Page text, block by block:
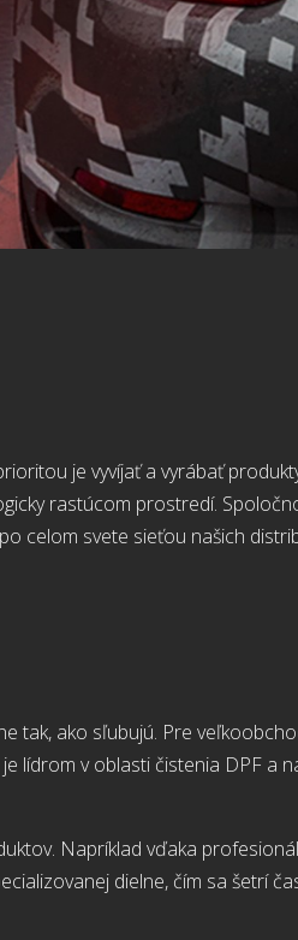
je vyvíjať a vyrábať
rastúcom prostredí.
celom svete sieťou našich
tak, ako sľubujú. Pre
lídrom v oblasti čistenia DPF a
Napríklad vďaka
dielne, čím sa šetrí